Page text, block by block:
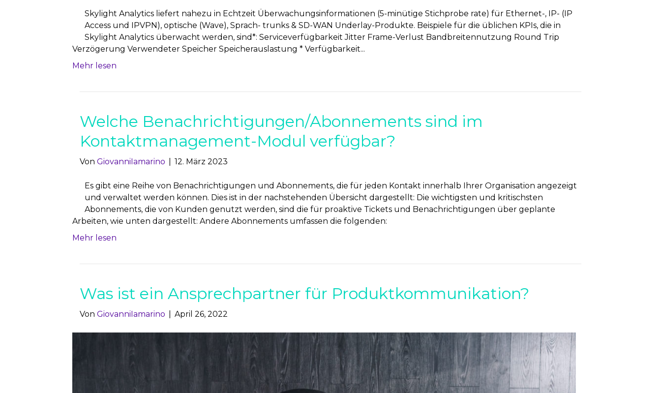
Skylight Analytics liefert nahezu in Echtzeit Überwachungsinformationen (5-minütige Stichprobe rate) für Ethernet-, IP- (IP
Access und IPVPN), optische (Wave), Sprach- trunks & SD-WAN Underlay-Produkte. Beispiele für die üblichen KPIs, die in
Skylight Analytics überwacht werden, sind*: Serviceverfügbarkeit Jitter Frame-Verlust Bandbreitennutzung Round Trip
Verzögerung Verwendeter Speicher Speicherauslastung * Verfügbarkeit...
Mehr lesen
Welche Benachrichtigungen/Abonnements sind im
Kontaktmanagement-Modul verfügbar?
Von GiovanniIamarino 12. März 2023
Es gibt eine Reihe von Benachrichtigungen und Abonnements, die für jeden Kontakt innerhalb Ihrer Organisation angezeigt
und verwaltet werden können. Dies ist in der nachstehenden Übersicht dargestellt: Die wichtigsten und kritischsten
Abonnements, die von Kunden genutzt werden, sind die für proaktive Tickets und Benachrichtigungen über geplante
Arbeiten, wie unten dargestellt: Andere Abonnements umfassen die folgenden:
Mehr lesen
Was ist ein Ansprechpartner für Produktkommunikation?
Von GiovanniIamarino April 26, 2022